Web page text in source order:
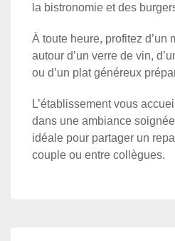
la bistronomie et des
À toute heure, profitez d’un
autour d’un verre de vin,
ou d’un plat généreux
L’établissement vous
dans une ambiance
idéale pour partager un
couple ou entre collègues.